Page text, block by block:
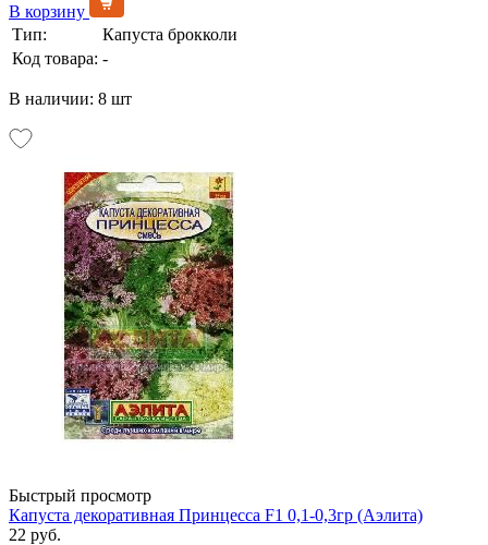
В корзину
Тип:
Капуста брокколи
Код товара: -
В наличии: 8 шт
Быстрый просмотр
Капуста декоративная Принцесса F1 0,1-0,3гр (Аэлита)
22 руб.